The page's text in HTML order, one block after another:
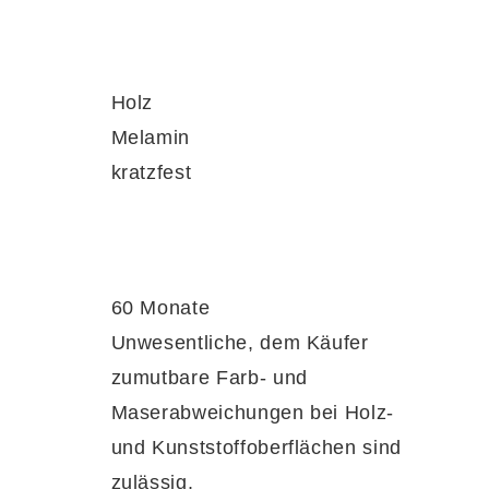
Lowboard als Blickfang, als praktische
kreativ und ganz individuell in
bereits im Lieferumfangenthalten
– ohne großen Aufwand.
Holz
Melamin
kratzfest
60 Monate
Unwesentliche, dem Käufer
zumutbare Farb- und
Maserabweichungen bei Holz-
und Kunststoffoberflächen sind
zulässig.